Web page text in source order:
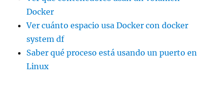
Docker
Ver cuánto espacio usa Docker con docker
system df
Saber qué proceso está usando un puerto en
Linux